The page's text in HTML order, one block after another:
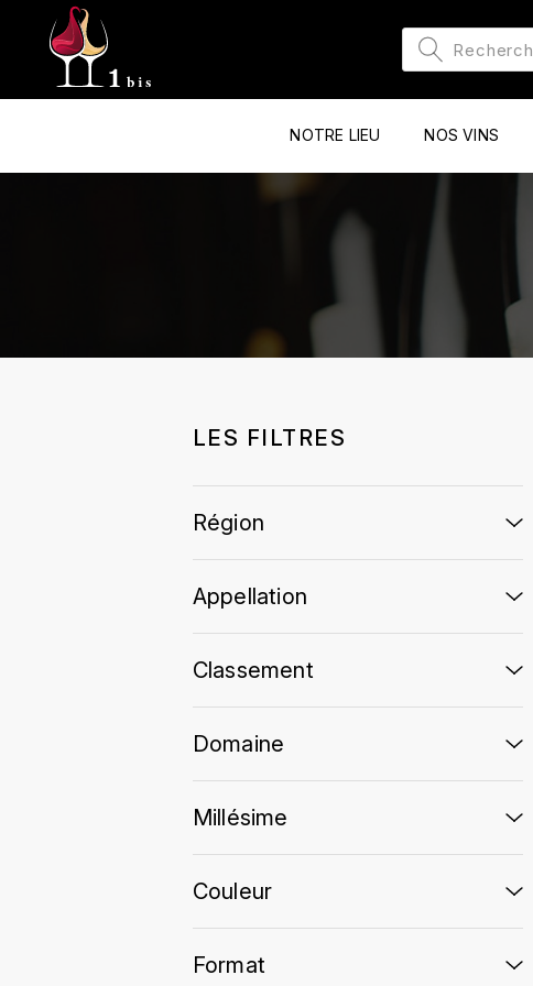
NOTRE LIEU NOS VINS
LES FILTRES
Région
Appellation
Classement
Domaine
Millésime
Couleur
Format